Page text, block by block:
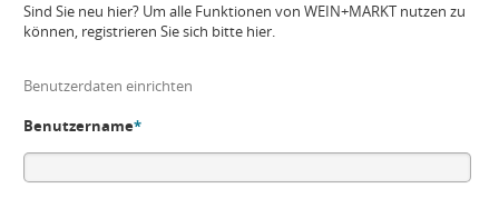
Sind Sie neu hier? Um alle Funktionen von WEIN+MARKT nutzen zu
können, registrieren Sie sich bitte hier.
Benutzerdaten einrichten
Benutzername*